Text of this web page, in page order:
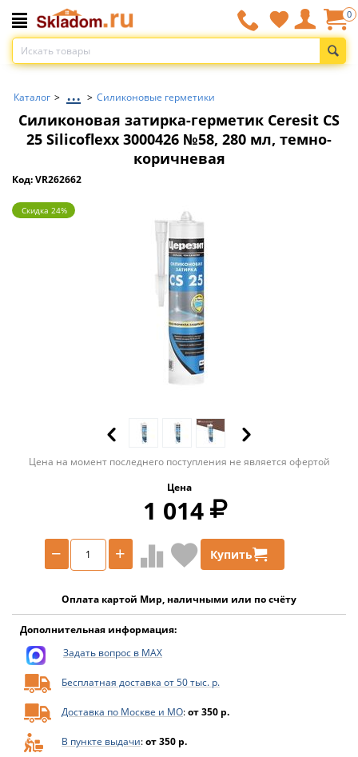
0
Каталог > ... > Силиконовые герметики
Силиконовая затирка-герметик Ceresit CS
25 Silicoflexx 3000426 №58, 280 мл, темно-
коричневая
Код: VR262662
Скидка 24%
Цена на момент последнего поступления не является офертой
Цена
1 014
+
− Купить
Оплата картой Мир, наличными или по счёту
Дополнительная информация:
Задать вопрос в MAX
Бесплатная доставка от 50 тыс. р.
Доставка по Москве и МО:от 350 р.
В пункте выдачи:от 350 р.